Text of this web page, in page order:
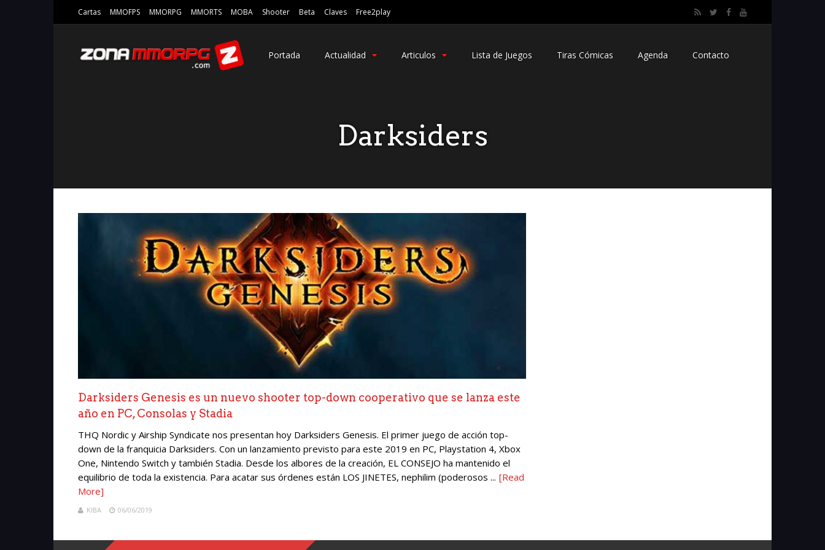
Cartas MMOFPS MMORPG MMORTS MOBA Shooter Beta Claves Free2play
Portada Actualidad Articulos Lista de Juegos Tiras Cómicas Agenda Contacto
Darksiders
Darksiders Genesis es un nuevo shooter top-down cooperativo que se lanza este
año en PC, Consolas y Stadia
THQ Nordic y Airship Syndicate nos presentan hoy Darksiders Genesis. El primer juego de acción top-
down de la franquicia Darksiders. Con un lanzamiento previsto para este 2019 en PC, Playstation 4, Xbox
One, Nintendo Switch y también Stadia. Desde los albores de la creación, EL CONSEJO ha mantenido el
equilibrio de toda la existencia. Para acatar sus órdenes están LOS JINETES, nephilim (poderosos ... [Read
More]
KIBA 06/06/2019